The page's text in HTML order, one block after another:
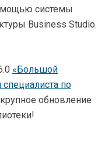
системы
Business Studio.
«Большой
специалиста по
обновление